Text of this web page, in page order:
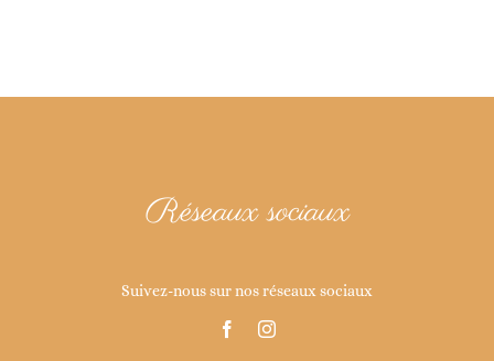
Réseaux sociaux
Suivez-nous sur nos réseaux sociaux